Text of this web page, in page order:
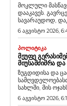
მოკლული
დააკავეს.
სავარაუდოდ,
6 აგვისტო 2026,
ᲞᲝᲚᲘᲢᲘᲙᲐ
ᲛᲔᲣᲤᲔ
ᲛᲘᲣᲡᲐᲛᲫᲘᲛᲠᲐ
ზუგდიდისა და
სახლში, მის
6 აგვისტო 2026,